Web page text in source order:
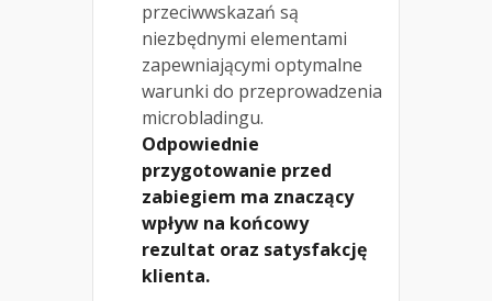
przeciwwskazań są
niezbędnymi elementami
zapewniającymi optymalne
warunki do przeprowadzenia
microbladingu.
Odpowiednie
przygotowanie przed
zabiegiem ma znaczący
wpływ na końcowy
rezultat oraz satysfakcję
klienta.